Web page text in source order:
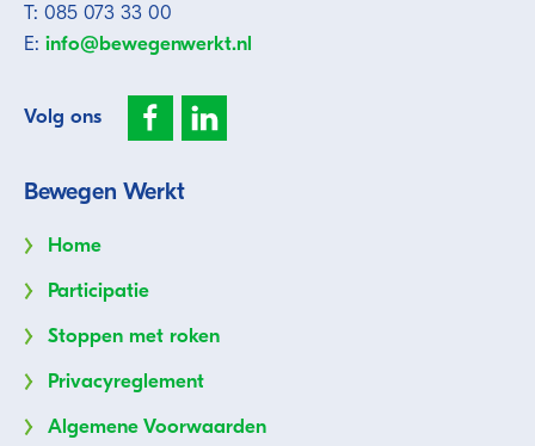
T: 085 073 33 00
E: info@bewegenwerkt.nl
Volg ons
Bewegen Werkt
Home
Participatie
Stoppen met roken
Privacyreglement
Algemene Voorwaarden